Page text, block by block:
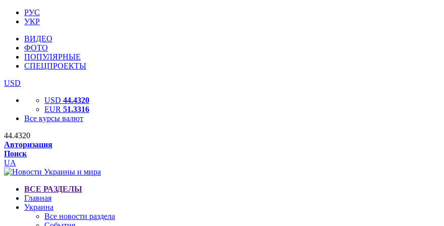
РУС
УКР
ВИДЕО
ФОТО
ПОПУЛЯРНЫЕ
СПЕЦПРОЕКТЫ
USD
USD 44.4320
EUR 51.3316
Все курсы валют
44.4320
Авторизация
Поиск
UA
ВСЕ РАЗДЕЛЫ
Главная
Украина
Все новости раздела